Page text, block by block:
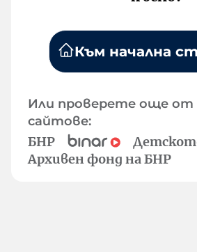
Към начална
Или проверете още
сайтове:
БНР
Архивен фонд на БНР